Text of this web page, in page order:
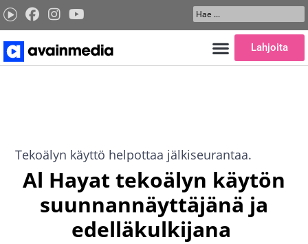
Siirry
sisältöön
Search
...
Lahjoita
Tekoälyn käyttö helpottaa jälkiseurantaa.
Al Hayat tekoälyn käytön
suunnannäyttäjänä ja
edelläkulkijana